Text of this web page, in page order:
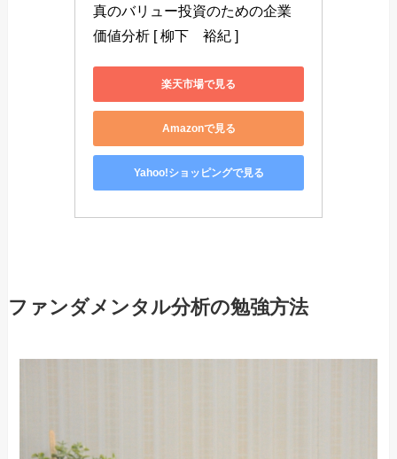
真のバリュー投資のための企業
価値分析 [ 柳下　裕紀 ]
楽天市場で見る
Amazonで見る
Yahoo!ショッピングで見る
ファンダメンタル分析の勉強方法